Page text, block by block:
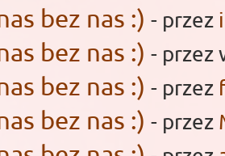
bez nas :) - przez
bez nas :) - przez
bez nas :) - przez
bez nas :) - przez